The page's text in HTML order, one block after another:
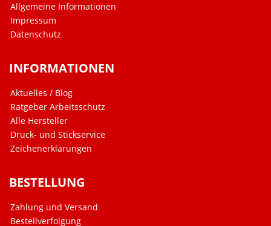
Allgemeine Informationen
Impressum
Datenschutz
INFORMATIONEN
Aktuelles / Blog
Ratgeber Arbeitsschutz
Alle Hersteller
Druck- und Stickservice
Zeichenerklärungen
BESTELLUNG
Zahlung und Versand
Bestellverfolgung